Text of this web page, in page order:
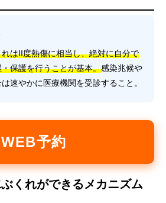
はII度熱傷に相当し、絶対に自分で
保護を行うことが基本。感染兆候や
速やかに医療機関を受診すること。
WEB予約
くれができるメカニズム